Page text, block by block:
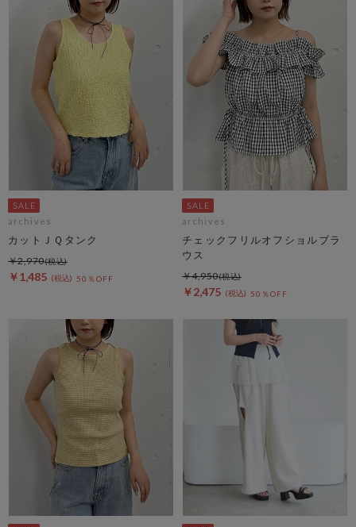
archives
カットＪＱタンク
￥1,485 50％OFF
￥2,970
archives
チェックフリルオフショルブラ
ウス
￥2,475 50％OFF
￥4,950